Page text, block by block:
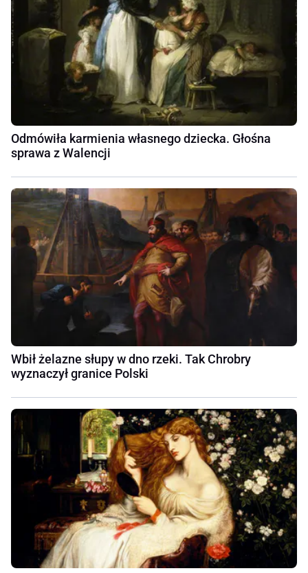
Odmówiła karmienia własnego dziecka. Głośna
sprawa z Walencji
Wbił żelazne słupy w dno rzeki. Tak Chrobry
wyznaczył granice Polski